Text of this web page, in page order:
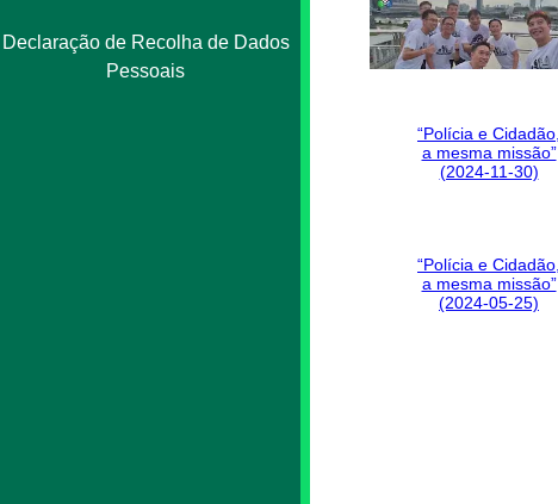
Declaração de Recolha de Dados
Pessoais
“Polícia e Cidadão,
a mesma missão”
(2024-11-30)
“Polícia e Cidadão,
a mesma missão”
(2024-05-25)